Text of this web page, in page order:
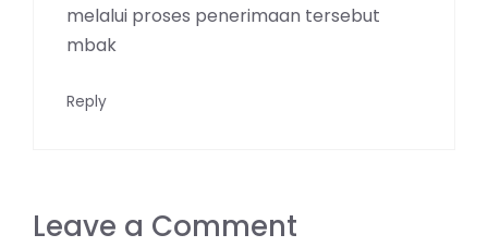
melalui proses penerimaan tersebut
mbak
Reply
Leave a Comment